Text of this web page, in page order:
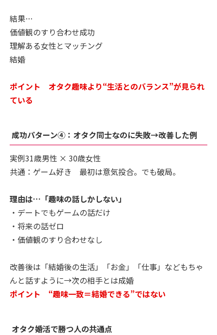
結果…
価値観のすり合わせ成功
理解ある女性とマッチング
結婚
ポイント オタク趣味より“生活とのバランス”が見られ
ている
成功パターン④：オタク同士なのに失敗→改善した例
実例31歳男性 × 30歳女性
共通：ゲーム好き 最初は意気投合。でも破局。
理由は…「趣味の話しかしない」
・デートでもゲームの話だけ
・将来の話ゼロ
・価値観のすり合わせなし
改善後は「結婚後の生活」「お金」「仕事」などもちゃ
んと話すように→次の相手とは成婚
ポイント “趣味一致＝結婚できる”ではない
オタク婚活で勝つ人の共通点